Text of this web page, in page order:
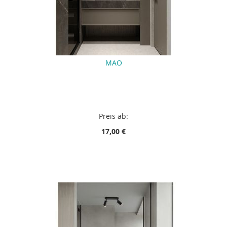
MAO
Preis ab:
17,00 €